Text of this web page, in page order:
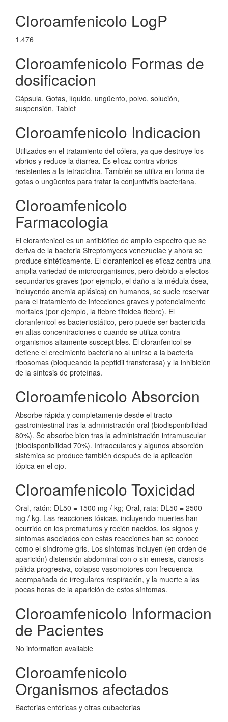
Cloroamfenicolo LogP
1.476
Cloroamfenicolo Formas de
dosificacion
Cápsula, Gotas, líquido, ungüento, polvo, solución,
suspensión, Tablet
Cloroamfenicolo Indicacion
Utilizados en el tratamiento del cólera, ya que destruye los
vibrios y reduce la diarrea. Es eficaz contra vibrios
resistentes a la tetraciclina. También se utiliza en forma de
gotas o ungüentos para tratar la conjuntivitis bacteriana.
Cloroamfenicolo
Farmacologia
El cloranfenicol es un antibiótico de amplio espectro que se
deriva de la bacteria Streptomyces venezuelae y ahora se
produce sintéticamente. El cloranfenicol es eficaz contra una
amplia variedad de microorganismos, pero debido a efectos
secundarios graves (por ejemplo, el daño a la médula ósea,
incluyendo anemia aplásica) en humanos, se suele reservar
para el tratamiento de infecciones graves y potencialmente
mortales (por ejemplo, la fiebre tifoidea fiebre). El
cloranfenicol es bacteriostático, pero puede ser bactericida
en altas concentraciones o cuando se utiliza contra
organismos altamente susceptibles. El cloranfenicol se
detiene el crecimiento bacteriano al unirse a la bacteria
ribosomas (bloqueando la peptidil transferasa) y la inhibición
de la síntesis de proteínas.
Cloroamfenicolo Absorcion
Absorbe rápida y completamente desde el tracto
gastrointestinal tras la administración oral (biodisponibilidad
80%). Se absorbe bien tras la administración intramuscular
(biodisponibilidad 70%). Intraoculares y algunos absorción
sistémica se produce también después de la aplicación
tópica en el ojo.
Cloroamfenicolo Toxicidad
Oral, ratón: DL50 = 1500 mg / kg; Oral, rata: DL50 = 2500
mg / kg. Las reacciones tóxicas, incluyendo muertes han
ocurrido en los prematuros y recién nacidos, los signos y
síntomas asociados con estas reacciones han se conoce
como el síndrome gris. Los síntomas incluyen (en orden de
aparición) distensión abdominal con o sin emesis, cianosis
pálida progresiva, colapso vasomotores con frecuencia
acompañada de irregulares respiración, y la muerte a las
pocas horas de la aparición de estos síntomas.
Cloroamfenicolo Informacion
de Pacientes
No information avaliable
Cloroamfenicolo
Organismos afectados
Bacterias entéricas y otras eubacterias